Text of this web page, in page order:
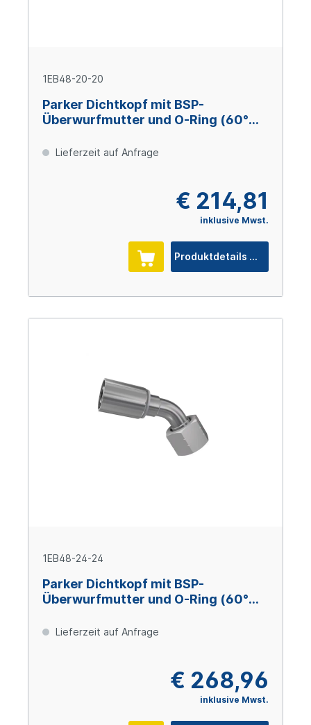
1EB48-20-20
Parker Dichtkopf mit BSP-
Überwurfmutter und O-Ring (60°
Lieferzeit auf Anfrage
€ 214,81
inklusive Mwst.
Produktdetails
1EB48-24-24
Parker Dichtkopf mit BSP-
Überwurfmutter und O-Ring (60°
Lieferzeit auf Anfrage
€ 268,96
inklusive Mwst.